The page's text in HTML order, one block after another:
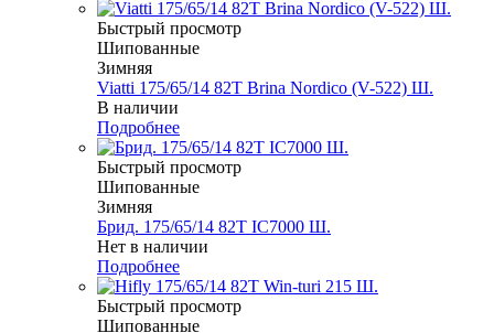
Быстрый просмотр
Шипованные
Зимняя
Viatti 175/65/14 82T Brina Nordico (V-522) Ш.
В наличии
Подробнее
Быстрый просмотр
Шипованные
Зимняя
Брид. 175/65/14 82T IC7000 Ш.
Нет в наличии
Подробнее
Быстрый просмотр
Шипованные